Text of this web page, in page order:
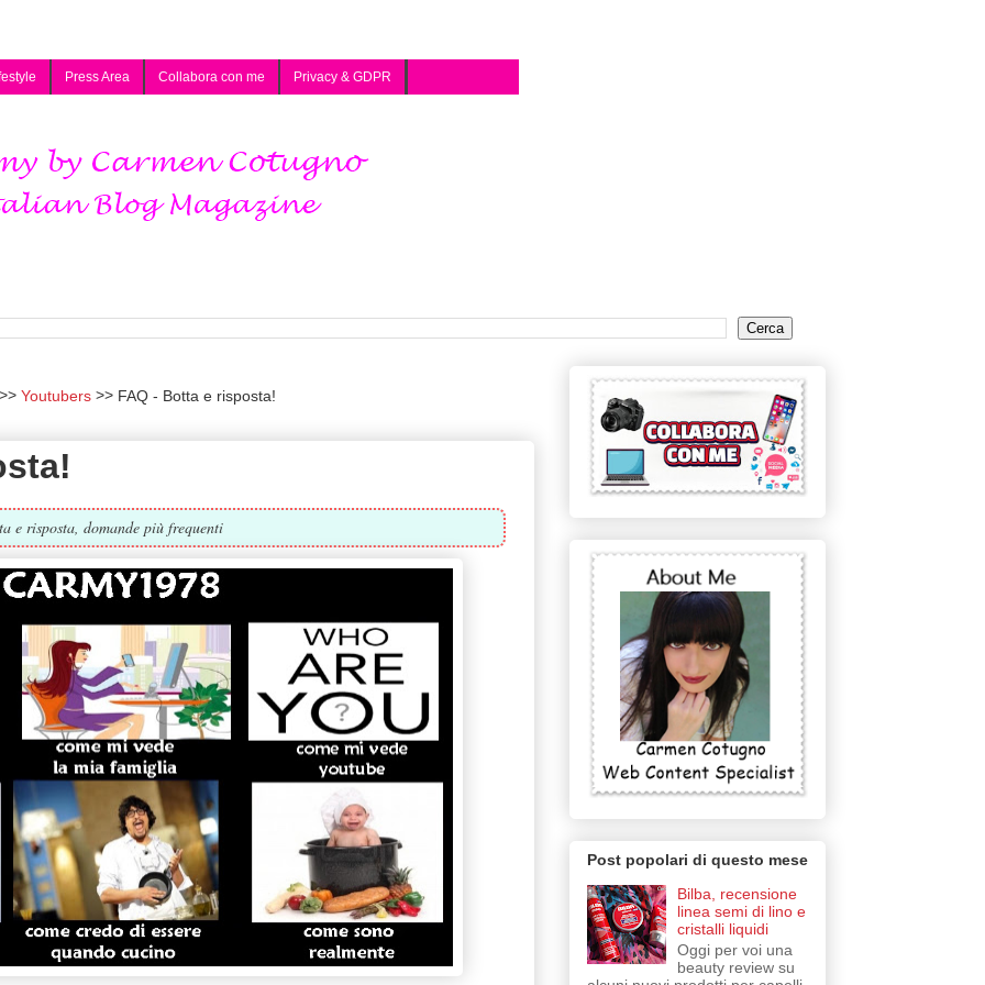
Press Area Collabora con me Privacy & GDPR
Youtubers FAQ - Botta e risposta!
e risposta, domande più frequenti
Post popolari di questo mese
Bilba, recensione
linea semi di lino e
cristalli liquidi
Oggi per voi una
beauty review su